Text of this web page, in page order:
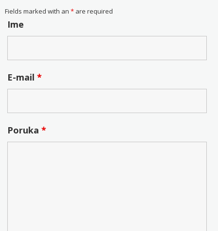
Fields marked with an *are required
Ime
E-mail *
Poruka *